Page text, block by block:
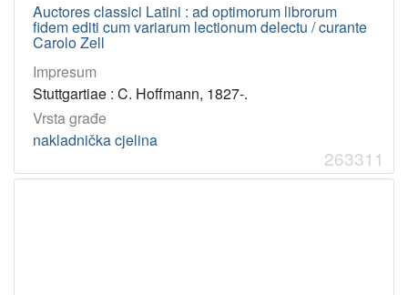
Auctores classici Latini : ad optimorum librorum
fidem editi cum variarum lectionum delectu / curante
Carolo Zell
Impresum
Stuttgartiae : C. Hoffmann, 1827-.
Vrsta građe
nakladnička cjelina
263311